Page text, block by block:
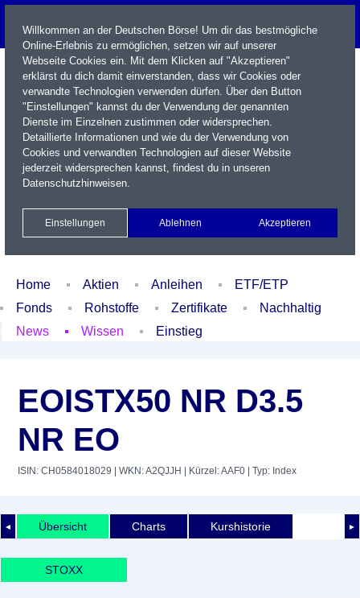
Name / WKN / ISIN / Kürzel
Xetra Realtime
Watchlist Portfolio Login
Home Aktien Anleihen
ETF/ETP
Fonds
Rohstoffe Zertifikate
Nachhaltig
News
Wissen Einstieg
EOISTX50 NR D3.5
NR EO
ISIN: CH0584018029 | WKN: A2QJJH | Kürzel: AAF0 | Typ: Index
◄ ►
Übersicht Charts Kurshistorie
STOXX
Willkommen an der Deutschen Börse! Um dir das bestmögliche
Online-Erlebnis zu ermöglichen, setzen wir auf unserer
Webseite Cookies ein. Mit dem Klicken auf "Akzeptieren"
erklärst du dich damit einverstanden, dass wir Cookies oder
verwandte Technologien verwenden dürfen. Über den Button
"Einstellungen" kannst du der Verwendung der genannten
Dienste im Einzelnen zustimmen oder widersprechen.
Detaillierte Informationen und wie du der Verwendung von
Cookies und verwandten Technologien auf dieser Website
jederzeit widersprechen kannst, findest du in unseren
Datenschutzhinweisen.
Einstellungen Ablehnen Akzeptieren